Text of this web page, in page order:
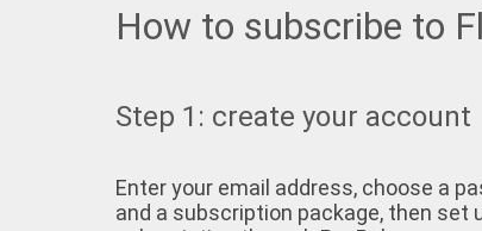
How to subscribe to
Step 1: create your account
Enter your email address, choose a
and a subscription package, then set